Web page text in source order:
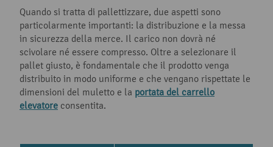
Quando si tratta di pallettizzare, due aspetti sono
particolarmente importanti: la distribuzione e la messa
in sicurezza della merce. Il carico non dovrà né
scivolare né essere compresso. Oltre a selezionare il
pallet giusto, è fondamentale che il prodotto venga
distribuito in modo uniforme e che vengano rispettate le
dimensioni del muletto e la portata del carrello
elevatore consentita.